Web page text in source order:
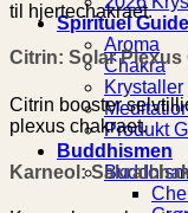
Spirituel Guide
Aroma
Chakra
Krystaller
Produkt
Buddhismen
til hjertechakraet.
Citrin: Solar Plexus
Citrin booster
plexus chakraet.
Karneol: